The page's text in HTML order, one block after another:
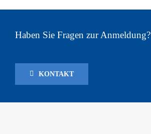
Haben Sie Fragen zur Anmeldung?
KONTAKT